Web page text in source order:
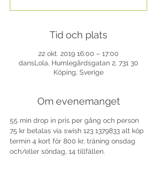
Tid och plats
22 okt. 2019 16:00 – 17:00
dansLola, Humlegårdsgatan 2, 731 30
Köping, Sverige
Om evenemanget
55 min drop in pris per gång och person
75 kr betalas via swish 123 1379833 alt köp
termin 4 kort för 800 kr, träning onsdag
och/eller söndag, 14 tillfällen.